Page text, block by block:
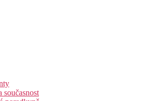
současnost